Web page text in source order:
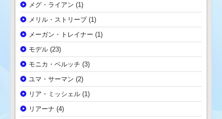
メグ・ライアン (1)
メリル・ストリープ(1)
メーガン・トレイナー (1)
モデル (23)
モニカ・ベルッチ (3)
ユマ・サーマン (2)
リア・ミッシェル (1)
リアーナ (4)